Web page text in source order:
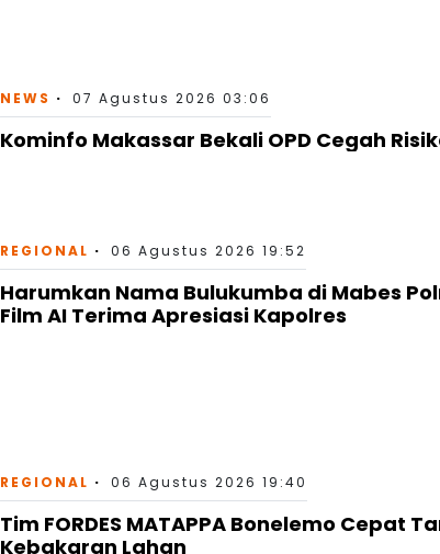
NEWS 07 Agustus 2026 03:06
Kominfo Makassar Bekali OPD Cegah
REGIONAL 06 Agustus 2026 19:52
Harumkan Nama Bulukumba di Mabes
Film AI Terima Apresiasi Kapolres
REGIONAL 06 Agustus 2026 19:40
Tim FORDES MATAPPA Bonelemo Cepat
Kebakaran Lahan